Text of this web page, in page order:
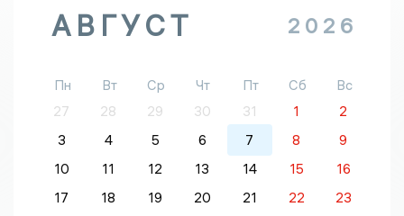
АВГУСТ 2026
Пн Вт Ср Чт Пт Сб
Вс
27
28 29 30 31 1
2
3
4 5 6 7 8
9
10
11 12 13 14 15
16
17
18 19 20 21 22
23